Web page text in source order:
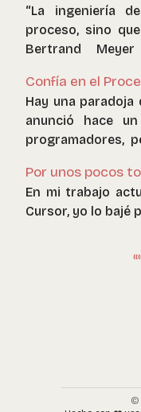
“La ingeniería
proceso, sino
Bertrand
Confía en el
Hay una
anunció hace
programadores,
profesionales.
Por unos pocos
En mi trabajo
Cursor, yo lo bajé
©